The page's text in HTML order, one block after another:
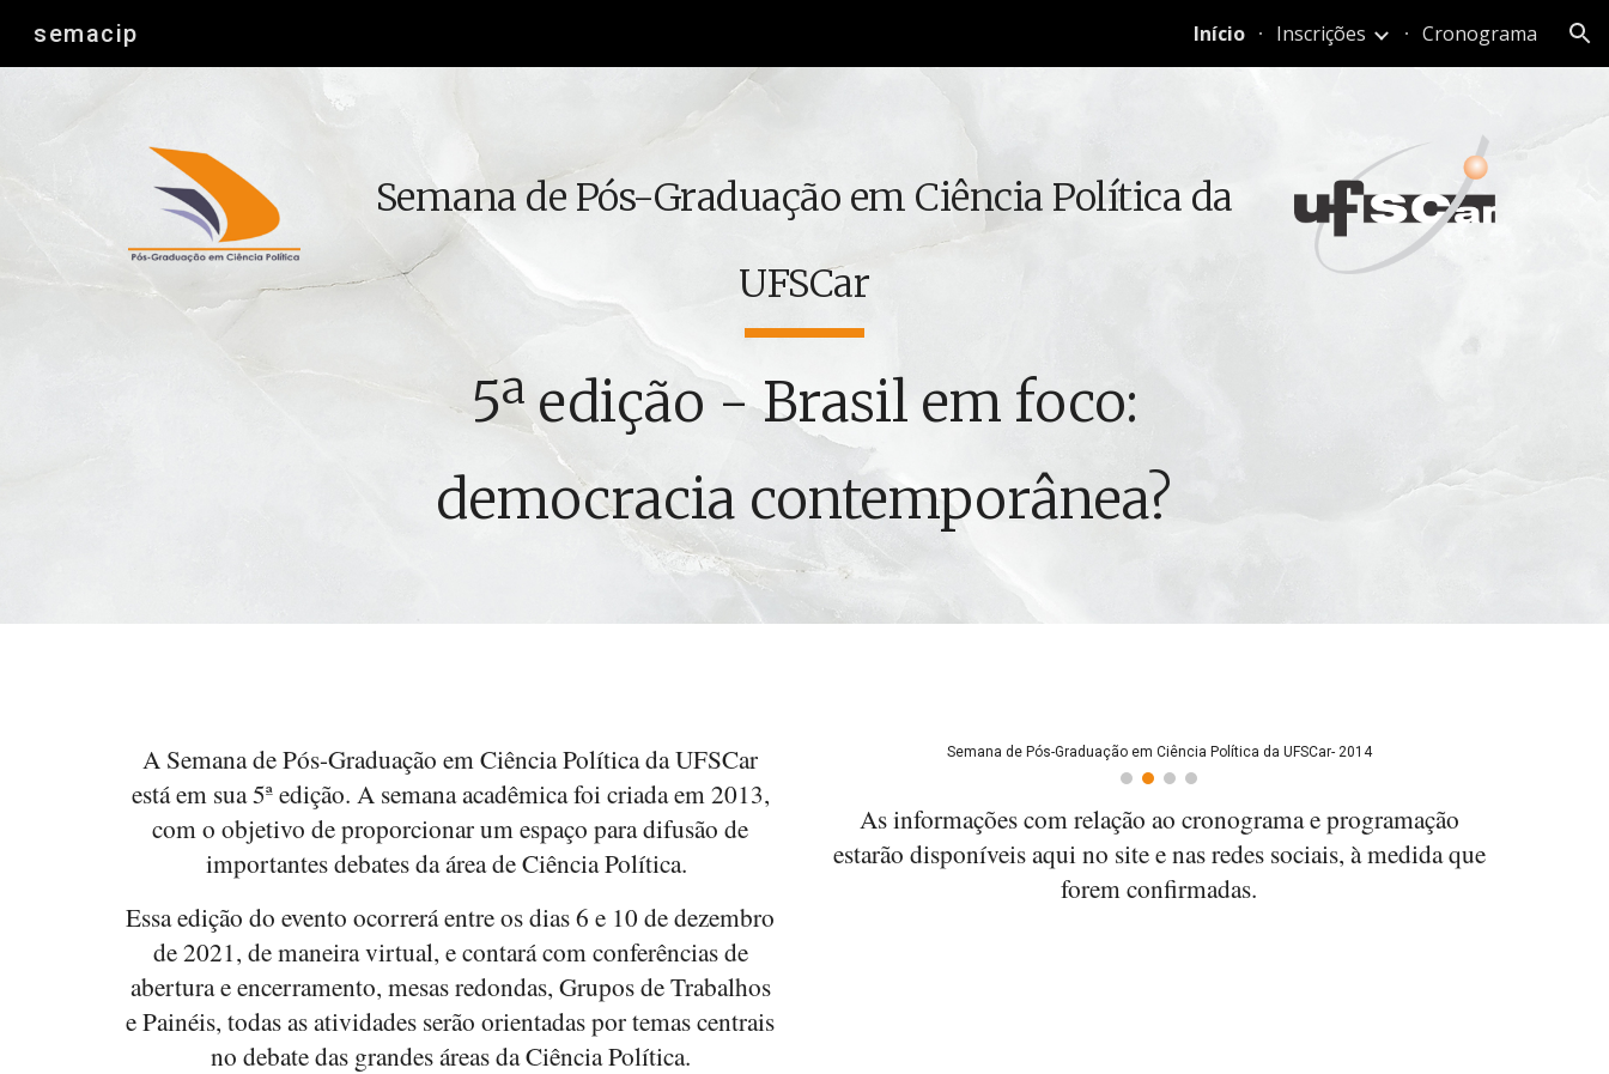
semacip Início Inscrições Cronograma
Semana de Pós-Graduação em Ciência Política da
UFSCar
5ª edição - Brasil em foco:
democracia contemporânea?
A Semana de Pós-Graduação em Ciência Política da UFSCar
está em sua 5ª edição. A semana acadêmica foi criada em 2013,
com o objetivo de proporcionar um espaço para difusão de
importantes debates da área de Ciência Política.
Essa edição do evento ocorrerá entre os dias 6 e 10 de dezembro
de 2021, de maneira virtual, e contará com conferências de
abertura e encerramento, mesas redondas, Grupos de Trabalhos
e Painéis, todas as atividades serão orientadas por temas centrais
no debate das grandes áreas da Ciência Política.
Semana de Pós-Graduação em Ciência Política da UFSCar- 2014
As informações com relação ao cronograma e programação
estarão disponíveis aqui no site e nas redes sociais, à medida que
forem confirmadas.